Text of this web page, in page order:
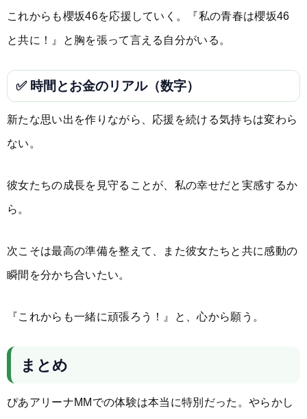
これからも櫻坂46を応援していく。『私の青春は櫻坂46
と共に！』と胸を張って言える自分がいる。
✅ 時間とお金のリアル（数字）
新たな思い出を作りながら、応援を続ける気持ちは変わら
ない。
彼女たちの成長を見守ることが、私の幸せだと実感するか
ら。
次こそは最高の準備を整えて、また彼女たちと共に感動の
瞬間を分かち合いたい。
『これからも一緒に頑張ろう！』と、心から願う。
まとめ
ぴあアリーナMMでの体験は本当に特別だった。やらかし